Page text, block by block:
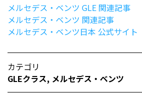
メルセデス・ベンツ GLE 関連記事
メルセデス・ベンツ 関連記事
メルセデス・ベンツ日本 公式サイト
カテゴリ
GLEクラス, メルセデス・ベンツ